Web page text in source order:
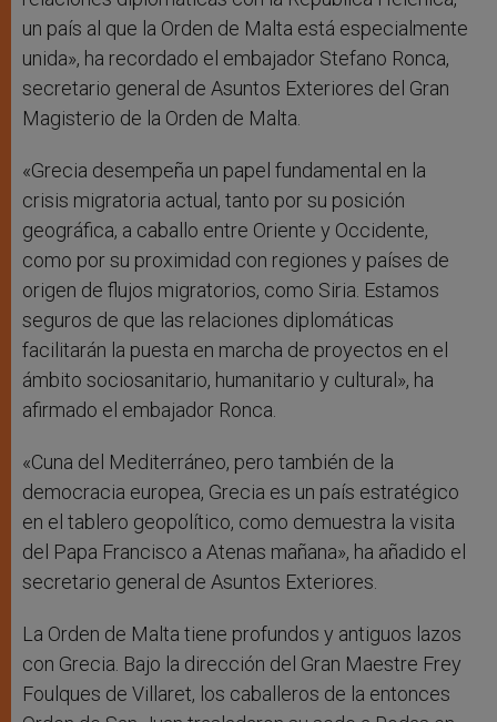
un país al que la Orden de Malta está especialmente
unida», ha recordado el embajador Stefano Ronca,
secretario general de Asuntos Exteriores del Gran
Magisterio de la Orden de Malta.
«Grecia desempeña un papel fundamental en la
crisis migratoria actual, tanto por su posición
geográfica, a caballo entre Oriente y Occidente,
como por su proximidad con regiones y países de
origen de flujos migratorios, como Siria. Estamos
seguros de que las relaciones diplomáticas
facilitarán la puesta en marcha de proyectos en el
ámbito sociosanitario, humanitario y cultural», ha
afirmado el embajador Ronca.
«Cuna del Mediterráneo, pero también de la
democracia europea, Grecia es un país estratégico
en el tablero geopolítico, como demuestra la visita
del Papa Francisco a Atenas mañana», ha añadido el
secretario general de Asuntos Exteriores.
La Orden de Malta tiene profundos y antiguos lazos
con Grecia. Bajo la dirección del Gran Maestre Frey
Foulques de Villaret, los caballeros de la entonces